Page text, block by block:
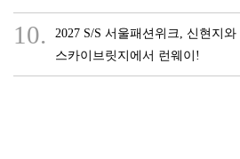
10.
2027 S/S 서울패션위크, 신현지
스카이브릿지에서 런웨이!